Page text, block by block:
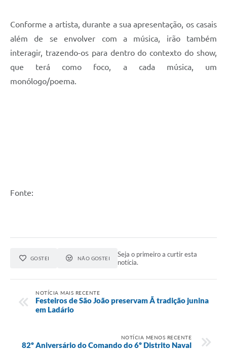
Conforme a artista, durante a sua apresentação, os casais
além de se envolver com a música, irão também
interagir, trazendo-os para dentro do contexto do show,
que terá como foco, a cada música, um
monólogo/poema.
Fonte:
GOSTEI NÃO GOSTEI
Seja o primeiro a curtir esta
notícia.
NOTÍCIA MAIS RECENTE
Festeiros de São João preservam Ã tradição junina
em Ladário
NOTÍCIA MENOS RECENTE
82º Aniversário do Comando do 6º Distrito Naval